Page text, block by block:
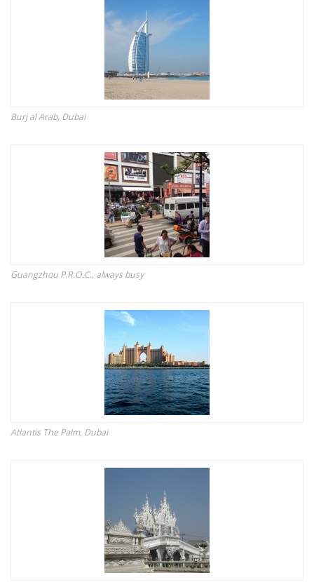
Burj al Arab, Dubai
Guangzhou P.R.O.C., always busy
Atlantis The Palm, Dubai